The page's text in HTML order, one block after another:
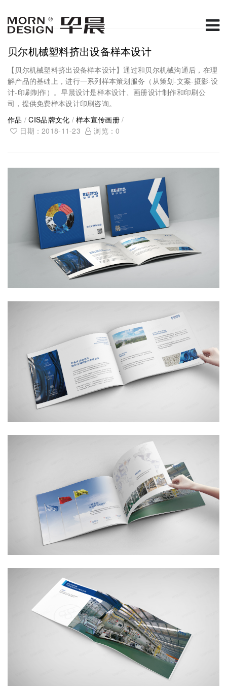
贝尔机械塑料挤出设备样本设计
【贝尔机械塑料挤出设备样本设计】通过和贝尔机械沟通后，在理
解产品的基础上，进行一系列样本策划服务（从策划-文案-摄影-设
计-印刷制作）。早晨设计是样本设计、画册设计制作和印刷公
司，提供免费样本设计印刷咨询。
作品 /CIS品牌文化 /样本宣传画册/
日期：2018-11-23
浏览：0